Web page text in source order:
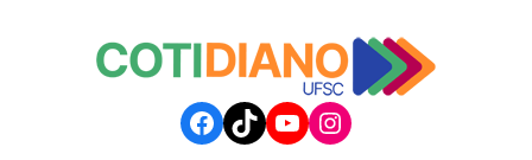
Facebook
TikTokYouTube
Instagram